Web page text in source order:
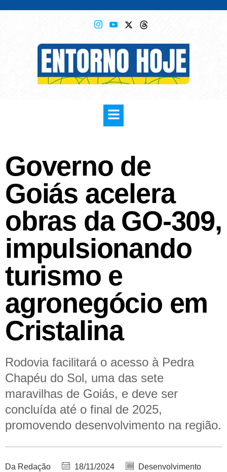
Governo de
Goiás acelera
obras da GO-309,
impulsionando
turismo e
agronegócio em
Cristalina
Rodovia facilitará o acesso à Pedra
Chapéu do Sol, uma das sete
maravilhas de Goiás, e deve ser
concluída até o final de 2025,
promovendo desenvolvimento na região.
Da Redação 18/11/2024 Desenvolvimento